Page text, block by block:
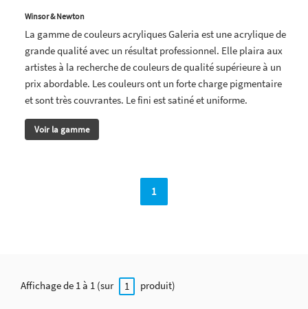
Winsor & Newton
La gamme de couleurs acryliques Galeria est une acrylique de
grande qualité avec un résultat professionnel. Elle plaira aux
artistes à la recherche de couleurs de qualité supérieure à un
prix abordable. Les couleurs ont un forte charge pigmentaire
et sont très couvrantes. Le fini est satiné et uniforme.
Voir la gamme
1
Affichage de 1 à 1 (sur 1 produit)